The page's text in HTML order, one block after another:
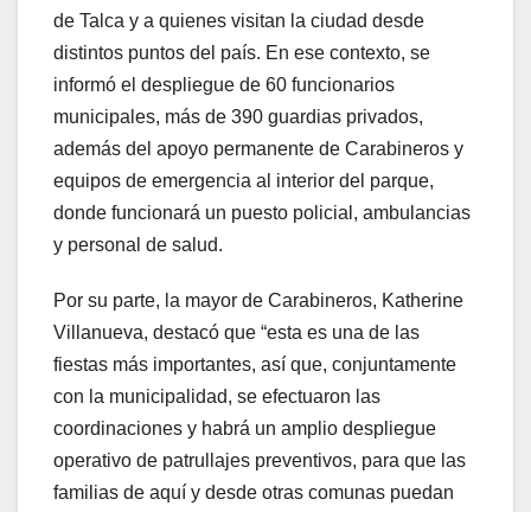
de Talca y a quienes visitan la ciudad desde
distintos puntos del país. En ese contexto, se
informó el despliegue de 60 funcionarios
municipales, más de 390 guardias privados,
además del apoyo permanente de Carabineros y
equipos de emergencia al interior del parque,
donde funcionará un puesto policial, ambulancias
y personal de salud.
Por su parte, la mayor de Carabineros, Katherine
Villanueva, destacó que “esta es una de las
fiestas más importantes, así que, conjuntamente
con la municipalidad, se efectuaron las
coordinaciones y habrá un amplio despliegue
operativo de patrullajes preventivos, para que las
familias de aquí y desde otras comunas puedan